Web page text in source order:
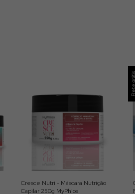
Cresce Nutri - Máscara Nutrição
Capilar 250g MyPhios